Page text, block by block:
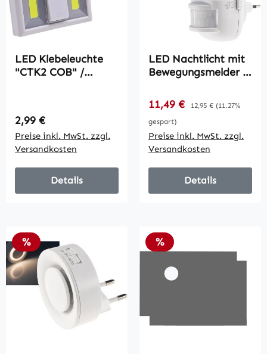
LED Klebeleuchte
"CTK2 COB" /
Regulärer Preis:
2,99 €
Preise inkl. MwSt. zzgl.
Versandkosten
Details
LED Nachtlicht mit
Bewegungsmelder /
On/Off/Auto
Verkaufspreis:
11,49 € Regulärer Preis:
12,95 € (11.27%
gespart)
Preise inkl. MwSt. zzgl.
Versandkosten
Details
Rabatt
% Rabatt
%